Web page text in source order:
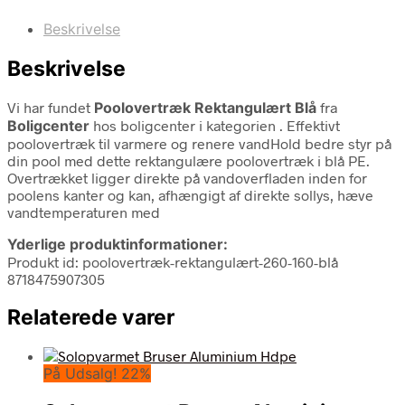
Beskrivelse
Beskrivelse
Vi har fundet Poolovertræk Rektangulært Blå fra
Boligcenter hos boligcenter i kategorien . Effektivt
poolovertræk til varmere og renere vandHold bedre styr på
din pool med dette rektangulære poolovertræk i blå PE.
Overtrækket ligger direkte på vandoverfladen inden for
poolens kanter og kan, afhængigt af direkte sollys, hæve
vandtemperaturen med
Yderlige produktinformationer:
Produkt id: poolovertræk-rektangulært-260-160-blå
8718475907305
Relaterede varer
På Udsalg! 22%